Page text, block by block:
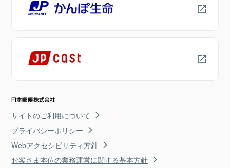
サイトのご利用について
プライバシーポリシー
Webアクセシビリティ方針
お客さま本位の業務運営に関する基本方針